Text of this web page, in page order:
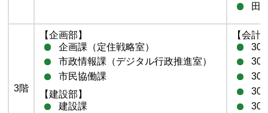
田
3階
【企画部】
企画課（定住戦略室）
市政情報課（デジタル行政推進室）
市民協働課
【建設部】
建設課
【会計